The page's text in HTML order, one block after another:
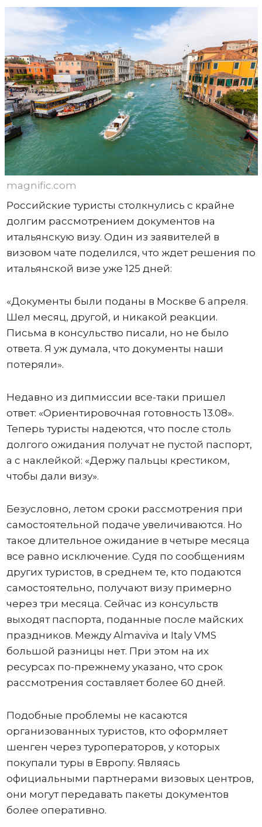
magnific.com
Российские туристы столкнулись с крайне
долгим рассмотрением документов на
итальянскую визу. Один из заявителей в
визовом чате поделился, что ждет решения по
итальянской визе уже 125 дней:
«Документы были поданы в Москве 6 апреля.
Шел месяц, другой, и никакой реакции.
Письма в консульство писали, но не было
ответа. Я уж думала, что документы наши
потеряли».
Недавно из дипмиссии все-таки пришел
ответ: «Ориентировочная готовность 13.08».
Теперь туристы надеются, что после столь
долгого ожидания получат не пустой паспорт,
а с наклейкой: «Держу пальцы крестиком,
чтобы дали визу».
Безусловно, летом сроки рассмотрения при
самостоятельной подаче увеличиваются. Но
такое длительное ожидание в четыре месяца
все равно исключение. Судя по сообщениям
других туристов, в среднем те, кто подаются
самостоятельно, получают визу примерно
через три месяца. Сейчас из консульств
выходят паспорта, поданные после майских
праздников. Между Almaviva и Italy VMS
большой разницы нет. При этом на их
ресурсах по-прежнему указано, что срок
рассмотрения составляет более 60 дней.
Подобные проблемы не касаются
организованных туристов, кто оформляет
шенген через туроператоров, у которых
покупали туры в Европу. Являясь
официальными партнерами визовых центров,
они могут передавать пакеты документов
более оперативно.